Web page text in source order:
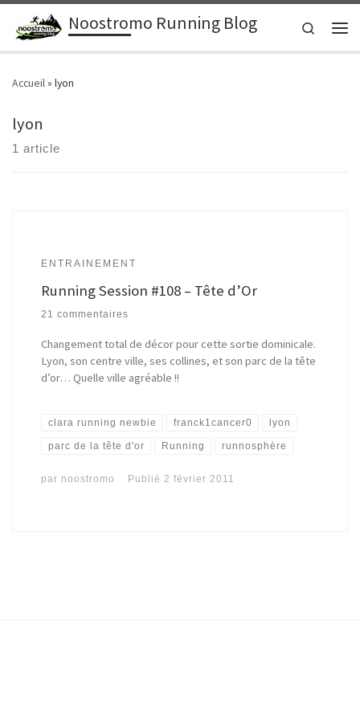
Passer au contenuNoostromo Running Blog
Search
Accueil» lyon
lyon
1 article
ENTRAINEMENT
Running Session #108 – Tête d’Or
21 commentaires
Changement total de décor pour cette sortie dominicale.
Lyon, son centre ville, ses collines, et son parc de la tête
d’or… Quelle ville agréable !!
clara running newbie franck1cancer0 lyon
parc de la tête d'or Running runnosphère
par noostromo Publié2 février 2011